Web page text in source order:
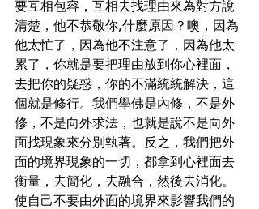
要互相包容，互相去找理由來為對方說
清楚，他不恭敬你,什麼原因？噢，因為
他太忙了，因為他不注意了，因為他太
累了，你就是要把理由放到你心裡面，
去把你的疑惑，你的不滿統統解決，這
個就是修行。我們學佛是內修，不是外
修，不是向外求法，也就是說不是向外
面找現象來分別執著。反之，我們把外
面的境界現象的一切，都拿到心裡面去
衡量，去簡化，去融合，然後去消化。
使自己不要由外面的境界來影響我們的